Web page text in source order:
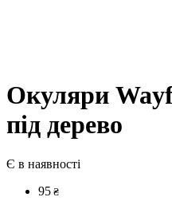
Окуляри
під дерево
Є в наявності
95 ₴